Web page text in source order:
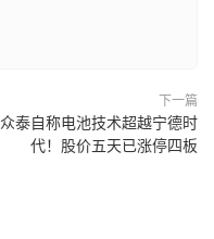
下一篇
众泰自称电池技术超越宁德时
代！股价五天已涨停四板